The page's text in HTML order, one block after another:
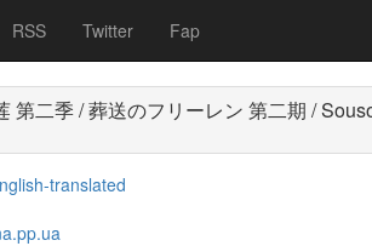
RSS Twitter Fap
二季 / 葬送のフリーレン 第二期 /
translated